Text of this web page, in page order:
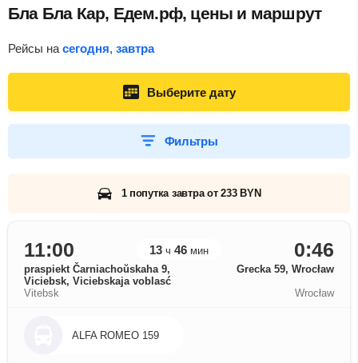
Бла Бла Кар, Едем.рф, цены и маршрут
Рейсы на сегодня, завтра
Выберите дату
Фильтры
1 попутка завтра от 233 BYN
11:00 13 ч 46 мин 0:46
praspiekt Čarniachoŭskaha 9,
Viciebsk, Viciebskaja voblasć
Grecka 59, Wrocław
Vitebsk
Wrocław
ALFA ROMEO 159